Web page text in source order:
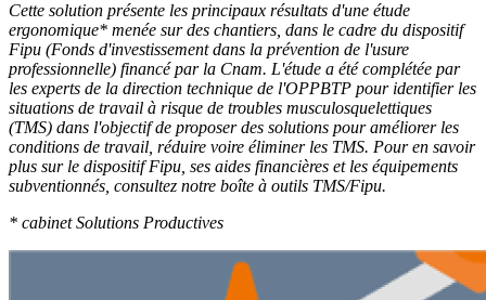
Cette solution présente les principaux résultats d'une étude
ergonomique* menée sur des chantiers, dans le cadre du dispositif
Fipu (Fonds d'investissement dans la prévention de l'usure
professionnelle) financé par la Cnam. L'étude a été complétée par
les experts de la direction technique de l'OPPBTP pour identifier les
situations de travail à risque de troubles musculosquelettiques
(TMS) dans l'objectif de proposer des solutions pour améliorer les
conditions de travail, réduire voire éliminer les TMS. Pour en savoir
plus sur le dispositif Fipu, ses aides financières et les équipements
subventionnés, consultez notre boîte à outils TMS/Fipu.
* cabinet Solutions Productives